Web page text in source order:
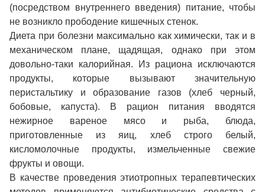
(посредством внутреннего введения) питание, чтобы
не возникло прободение кишечных стенок.
Диета при болезни максимально как химически, так и в
механическом плане, щадящая, однако при этом
довольно-таки калорийная. Из рациона исключаются
продукты, которые вызывают значительную
перистальтику и образование газов (хлеб черный,
бобовые, капуста). В рацион питания вводятся
нежирное вареное мясо и рыба, блюда,
приготовленные из яиц, хлеб строго белый,
кисломолочные продукты, измельченные свежие
фрукты и овощи.
В качестве проведения этиотропных терапевтических